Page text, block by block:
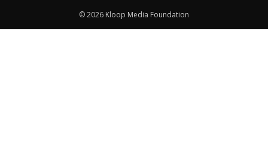
© 2026 Kloop Media Foundation